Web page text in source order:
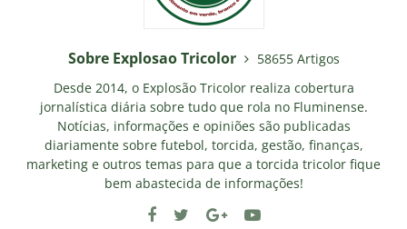
Sobre Explosao Tricolor
58655 Artigos
Desde 2014, o Explosão Tricolor realiza cobertura
jornalística diária sobre tudo que rola no Fluminense.
Notícias, informações e opiniões são publicadas
diariamente sobre futebol, torcida, gestão, finanças,
marketing e outros temas para que a torcida tricolor fique
bem abastecida de informações!